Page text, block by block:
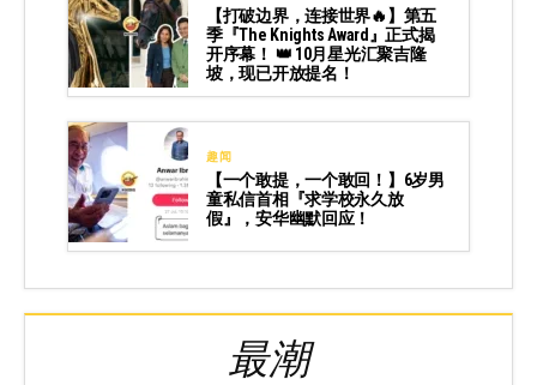
【打破边界，连接世界🔥】第五
季『The Knights Award』正式揭
开序幕！ 👑 10月星光汇聚吉隆
坡，现已开放提名！
趣闻
【一个敢提，一个敢回！】6岁男
童私信首相『求学校永久放
假』，安华幽默回应！
最潮